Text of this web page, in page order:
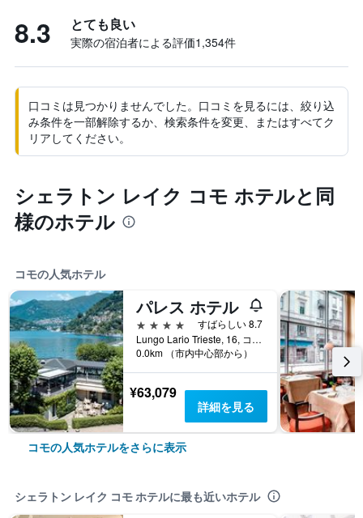
8.3 とても良い
実際の宿泊者による評価1,354​件
口コミは見つかりませんでした。口コミを見るには、絞り込
み条件を一部解除するか、検索条件を変更、またはすべてク
リアしてください。
シェラトン レイク コモ ホテルと同
様のホテル
コモの人気ホテル
パレス ホテル
4つ星
すばらしい 8.7
Lungo Lario Trieste, 16, コモ, コモ県, イタリア
0.0km （市内中心部から）
¥63,079
詳細を見る
コモの人気ホテルをさらに表示
シェラトン レイク コモ ホテルに最も近いホテル